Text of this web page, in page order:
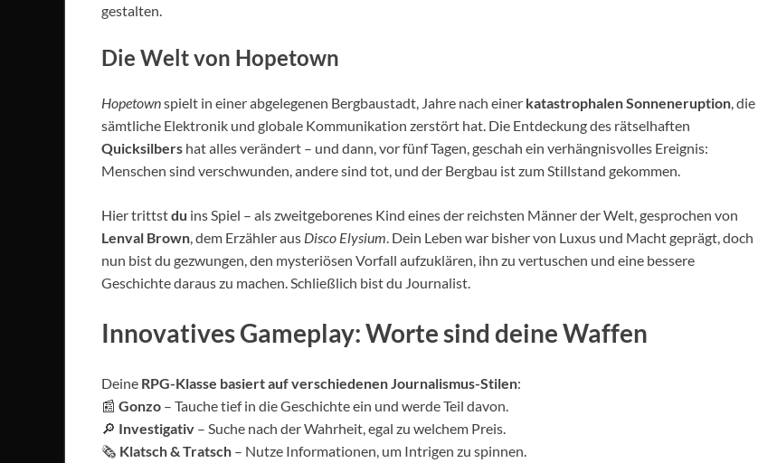
gestalten.
Die Welt von Hopetown
Hopetownspielt in einer abgelegenen Bergbaustadt, Jahre nach einer katastrophalen Sonneneruption , die
sämtliche Elektronik und globale Kommunikation zerstört hat. Die Entdeckung des rätselhaften
Quicksilbers hat alles verändert – und dann, vor fünf Tagen, geschah ein verhängnisvolles Ereignis:
Menschen sind verschwunden, andere sind tot, und der Bergbau ist zum Stillstand gekommen.
Hier trittstdu ins Spiel – als zweitgeborenes Kind eines der reichsten Männer der Welt, gesprochen von
Lenval Brown , dem Erzähler aus Disco Elysium . Dein Leben war bisher von Luxus und Macht geprägt, doch
nun bist du gezwungen, den mysteriösen Vorfall aufzuklären, ihn zu vertuschen und eine bessere
Geschichte daraus zu machen. Schließlich bist du Journalist.
Innovatives Gameplay: Worte sind deine Waffen
Deine RPG-Klasse basiert auf verschiedenen Journalismus-Stilen:
📰 Gonzo – Tauche tief in die Geschichte ein und werde Teil davon.
🔎 Investigativ – Suche nach der Wahrheit, egal zu welchem Preis.
🗞 Klatsch & Tratsch – Nutze Informationen, um Intrigen zu spinnen.